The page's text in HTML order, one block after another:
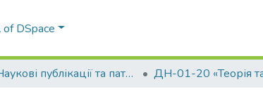
DSpace
Наукові публікації та патенти в рамках виконання держбюджетних науково-дослідних робіт 2020 р.